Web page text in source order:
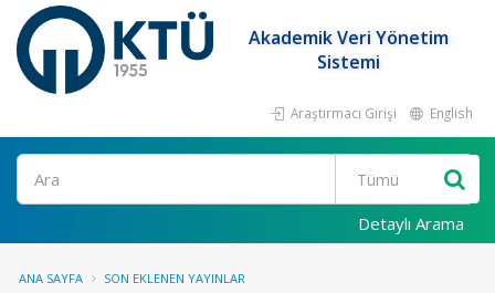
Akademik Veri Yönetim
Sistemi
Araştırmacı Girişi English
Ara
Detaylı Arama
ANA SAYFA SON EKLENEN YAYINLAR